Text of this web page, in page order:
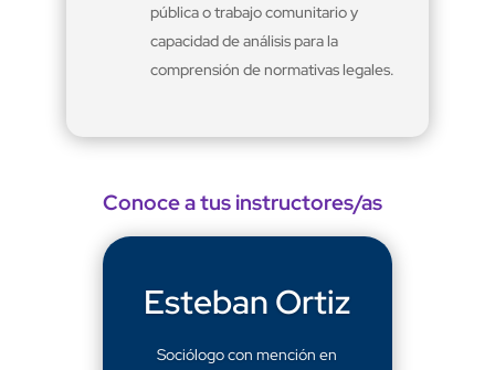
pública o trabajo comunitario y
capacidad de análisis para la
comprensión de normativas legales.
Conoce a tus instructores/as
Esteban Ortiz
Sociólogo con mención en